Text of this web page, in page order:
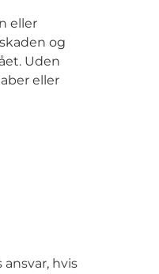
eller
og
Uden
eller
hvis